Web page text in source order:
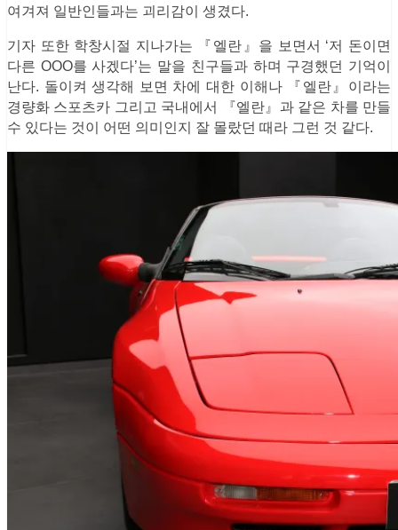
여겨져 일반인들과는 괴리감이 생겼다.
기자 또한 학창시절 지나가는 『엘란』을 보면서 ‘저 돈이면
다른 OOO를 사겠다’는 말을 친구들과 하며 구경했던 기억이
난다. 돌이켜 생각해 보면 차에 대한 이해나 『엘란』이라는
경량화 스포츠카 그리고 국내에서 『엘란』과 같은 차를 만들
수 있다는 것이 어떤 의미인지 잘 몰랐던 때라 그런 것 같다.